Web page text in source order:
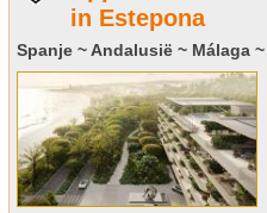
in Estepona
Spanje ~ Andalusië ~ Málaga